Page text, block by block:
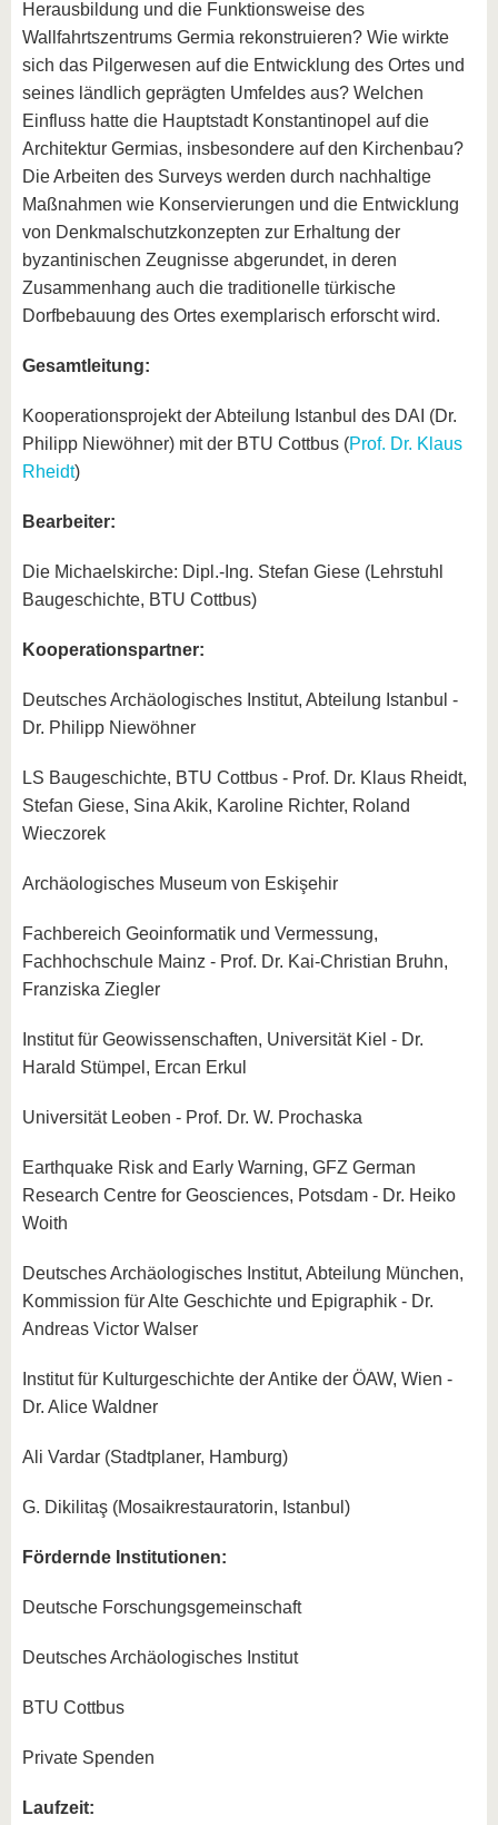
Herausbildung und die Funktionsweise des
Wallfahrtszentrums Germia rekonstruieren? Wie wirkte
sich das Pilgerwesen auf die Entwicklung des Ortes und
seines ländlich geprägten Umfeldes aus? Welchen
Einfluss hatte die Hauptstadt Konstantinopel auf die
Architektur Germias, insbesondere auf den Kirchenbau?
Die Arbeiten des Surveys werden durch nachhaltige
Maßnahmen wie Konservierungen und die Entwicklung
von Denkmalschutzkonzepten zur Erhaltung der
byzantinischen Zeugnisse abgerundet, in deren
Zusammenhang auch die traditionelle türkische
Dorfbebauung des Ortes exemplarisch erforscht wird.
Gesamtleitung:
Kooperationsprojekt der Abteilung Istanbul des DAI (Dr.
Philipp Niewöhner) mit der BTU Cottbus (Prof. Dr. Klaus
Rheidt)
Bearbeiter:
Die Michaelskirche: Dipl.-Ing. Stefan Giese (Lehrstuhl
Baugeschichte, BTU Cottbus)
Kooperationspartner:
Deutsches Archäologisches Institut, Abteilung Istanbul -
Dr. Philipp Niewöhner
LS Baugeschichte, BTU Cottbus - Prof. Dr. Klaus Rheidt,
Stefan Giese, Sina Akik, Karoline Richter, Roland
Wieczorek
Archäologisches Museum von Eskişehir
Fachbereich Geoinformatik und Vermessung,
Fachhochschule Mainz - Prof. Dr. Kai-Christian Bruhn,
Franziska Ziegler
Institut für Geowissenschaften, Universität Kiel - Dr.
Harald Stümpel, Ercan Erkul
Universität Leoben - Prof. Dr. W. Prochaska
Earthquake Risk and Early Warning, GFZ German
Research Centre for Geosciences, Potsdam - Dr. Heiko
Woith
Deutsches Archäologisches Institut, Abteilung München,
Kommission für Alte Geschichte und Epigraphik - Dr.
Andreas Victor Walser
Institut für Kulturgeschichte der Antike der ÖAW, Wien -
Dr. Alice Waldner
Ali Vardar (Stadtplaner, Hamburg)
G. Dikilitaş (Mosaikrestauratorin, Istanbul)
Fördernde Institutionen:
Deutsche Forschungsgemeinschaft
Deutsches Archäologisches Institut
BTU Cottbus
Private Spenden
Laufzeit: